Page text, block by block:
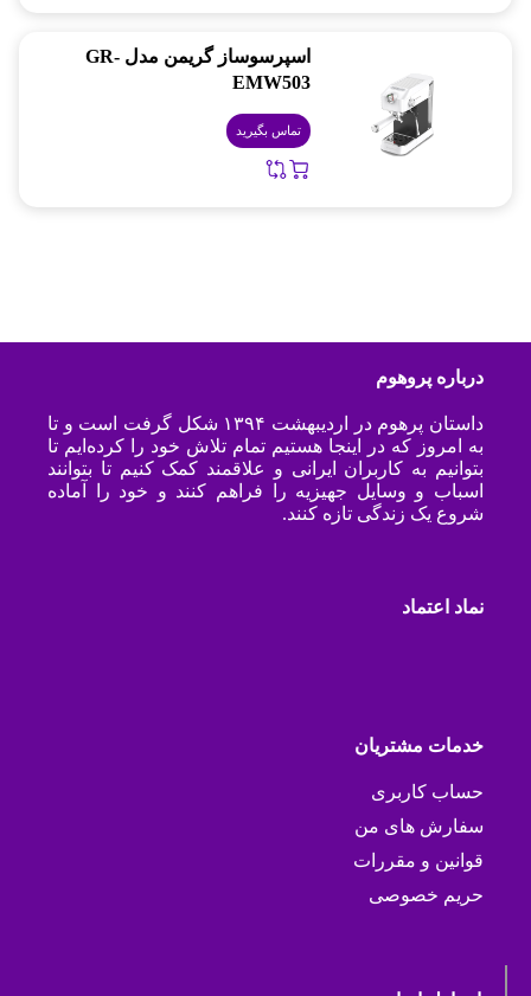
اسپرسوساز گریمن مدل GR-
EMW503
تماس بگیرید
درباره پروهوم
داستان پرهوم در اردیبهشت ۱۳۹۴ شکل گرفت است و تا
به امروز که در اینجا هستیم تمام تلاش خود را کرده‌ایم تا
بتوانیم به کاربران ایرانی و علاقمند کمک کنیم تا بتوانند
اسباب و وسایل جهیزیه را فراهم کنند و خود را آماده
شروع یک زندگی تازه کنند.
نماد اعتماد
خدمات مشتریان
حساب کاربری
سفارش های من
قوانین و مقررات
حریم خصوصی